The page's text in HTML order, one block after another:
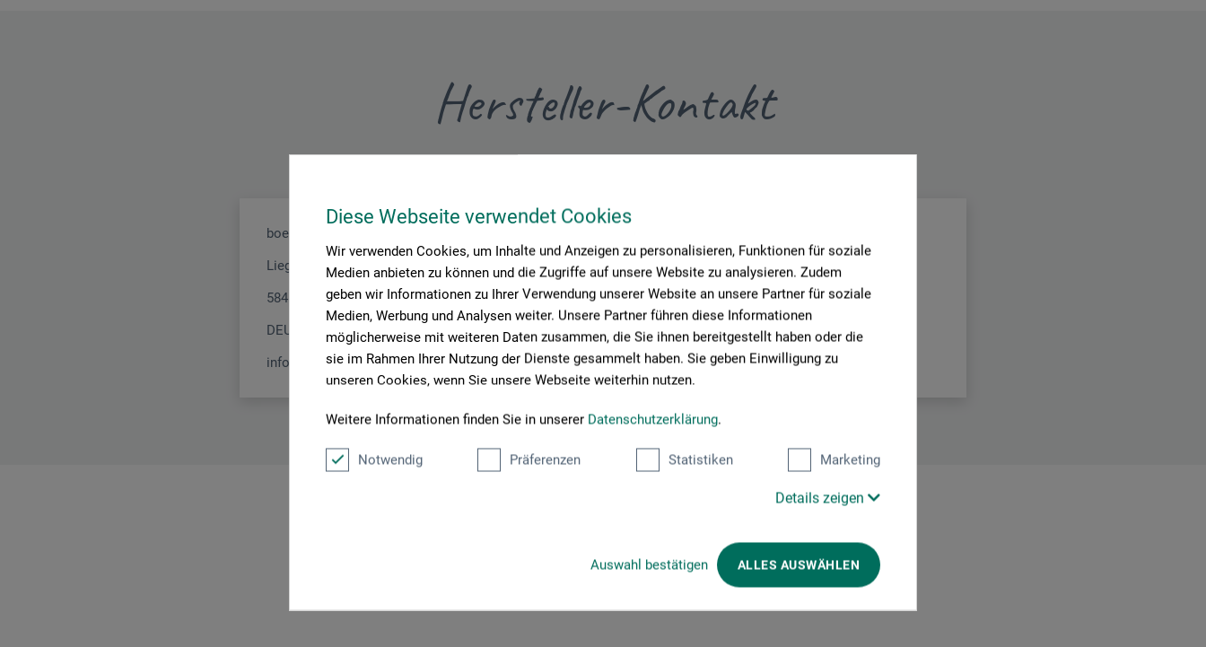
Diese Webseite verwendet Cookies
Wir verwenden Cookies, um Inhalte und Anzeigen zu personalisieren, Funktionen für soziale
Medien anbieten zu können und die Zugriffe auf unsere Website zu analysieren. Zudem
geben wir Informationen zu Ihrer Verwendung unserer Website an unsere Partner für soziale
Medien, Werbung und Analysen weiter. Unsere Partner führen diese Informationen
möglicherweise mit weiteren Daten zusammen, die Sie ihnen bereitgestellt haben oder die
sie im Rahmen Ihrer Nutzung der Dienste gesammelt haben. Sie geben Einwilligung zu
unseren Cookies, wenn Sie unsere Webseite weiterhin nutzen.
Weitere Informationen finden Sie in unserer Datenschutzerklärung.
Notwendig Präferenzen Statistiken Marketing
Details zeigen
Auswahl bestätigen ALLES AUSWÄHLEN
Hersteller-Kontakt
boesner GmbH distribution + logistics
Liegnitzer Str. 17
58454 Witten
DEUTSCHLAND
info.dl@boesner.com
Kunden kauften auch